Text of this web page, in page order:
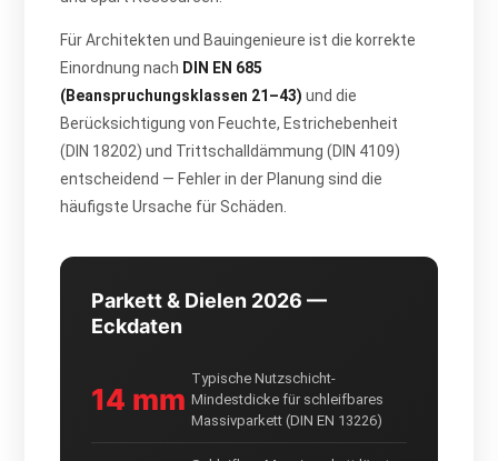
Für Architekten und Bauingenieure ist die korrekte
Einordnung nach DIN EN 685
(Beanspruchungsklassen 21–43) und die
Berücksichtigung von Feuchte, Estrichebenheit
(DIN 18202) und Trittschalldämmung (DIN 4109)
entscheidend — Fehler in der Planung sind die
häufigste Ursache für Schäden.
Parkett & Dielen 2026 —
Eckdaten
14 mm
Typische Nutzschicht-
Mindestdicke für schleifbares
Massivparkett (DIN EN 13226)